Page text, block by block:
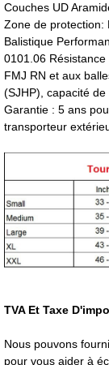
Couches UD
Zone de protection:
Balistique
0101.06
FMJ RN et aux
(SJHP), capacité de
Garantie : 5 ans
transporteur
TVA Et Taxe
Nous pouvons
pour vous aider à